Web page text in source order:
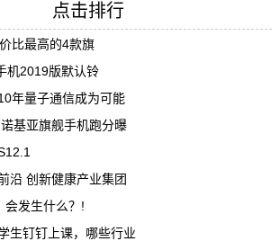
点击排行
比最高的4款旗
机2019版默认铃
年量子通信成为可能
基亚旗舰手机跑分曝
沿 创新健康产业集团
会发生什么？!
生钉钉上课，哪些行业